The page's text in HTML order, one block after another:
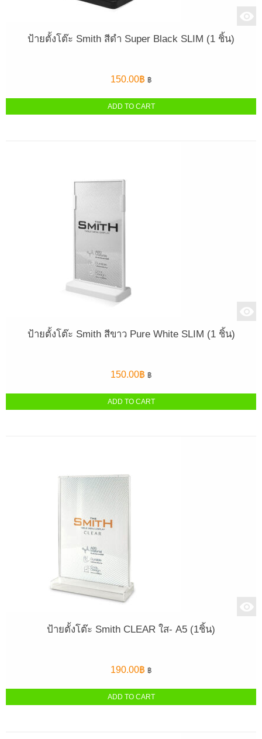
ป้ายตั้งโต๊ะ Smith สีดำ Super Black SLIM (1 ชิ้น)
150.00฿ ฿
ADD TO CART
ป้ายตั้งโต๊ะ Smith สีขาว Pure White SLIM (1 ชิ้น)
150.00฿ ฿
ADD TO CART
ป้ายตั้งโต๊ะ Smith CLEAR ใส- A5 (1ชิ้น)
190.00฿ ฿
ADD TO CART